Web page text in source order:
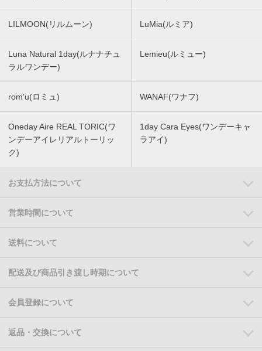
LILMOON(リルムーン) LuMia(ルミア)
Luna Natural 1day(ルナナチュ
ラルワンデー)
Lemieu(ルミュー)
rom'u(ロミュ) WANAF(ワナフ)
Oneday Aire REAL TORIC(ワ
ンデーアイレリアルトーリッ
ク)
1day Cara Eyes(ワンデーキャ
ラアイ)
お支払方法について
営業時間について
送料について
配送及び商品引き渡し時期について
会員登録について
返品・交換について